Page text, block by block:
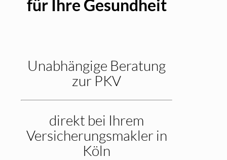
für Ihre Gesundheit
Unabhängige Beratung
zur PKV
direkt bei Ihrem
Versicherungsmakler in
Köln